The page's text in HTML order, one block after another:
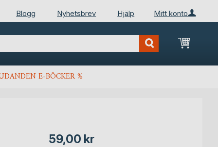
Mitt konto
Blogg Nyhetsbrev Hjälp
Min
E-BÖCKER %
59,00 kr